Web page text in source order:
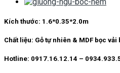
Kích thước: 1.6*0.35*2.0m
Chất liệu: Gỗ tự nhiên & MDF bọc vải
Hotline: 0917.16.12.14 –